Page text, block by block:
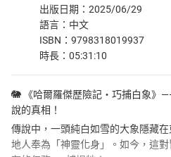
出版日期：2025/06/29
語言：中文
ISBN：9798318019937
時長：05:31:10
🐘 《哈爾羅傑歷險記‧巧捕白象》
說的真相！
傳說中，一頭純白如雪的大象隱藏
地人奉為「神靈化身」。如今，這